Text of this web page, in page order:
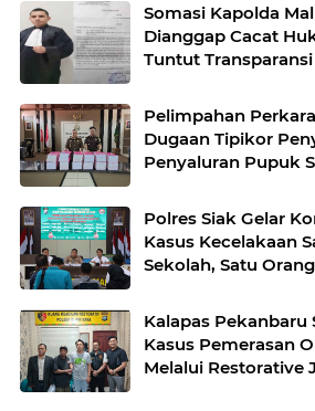
Somasi Kapolda
Dianggap Cacat
Tuntut
Pelimpahan
Dugaan Tipikor
Penyaluran Pupuk
Rohul ke
Pekanbaru
Polres Siak Gelar
Kasus Kecelakaan
Sekolah, Satu
Kalapas Pekanbaru
Kasus Pemerasan
Melalui Restorative